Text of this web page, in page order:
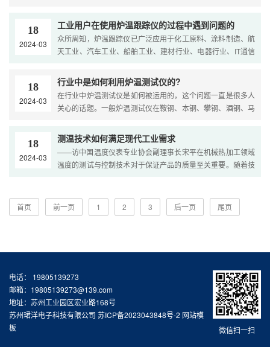
18
2024-03
工业用户在使用炉温跟踪仪的过程中遇到问题的
众所周知，炉温跟踪仪已广泛应用于化工原料、涂料制造、航
天工业、汽车工业、船舶工业、建材行业、电器行业、IT通信
18
2024-03
行业中是如何利用炉温测试仪的?
在行业中炉温测试仪是如何被运用的，这个问题一直是很多人
关心的话题。一般炉温测试仪在鞍钢、本钢、攀钢、酒钢、马
18
2024-03
测温技术如何满足现代工业需求
——访中国温度仪表专业协会副理事长宋平在机械热加工领域
温度的测试与控制技术对于保证产品的质量至关重要。随着技
首页 前一页 1 2 3 后一页 尾页
微信扫一扫
电话： 19805139273
邮箱：19805139273@139.com
地址：苏州工业园区宏业路168号
苏州珺洋电子科技有限公司 苏ICP备2023043848号-2 网站模
板